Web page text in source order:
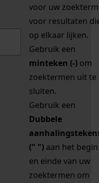
voor uw zoekterm
voor resultaten
op elkaar lijken.
Gebruik een
minteken (-) om
zoektermen uit te
sluiten.
Gebruik een
Dubbele
(" ") aan het begin
en einde van uw
zoektermen om